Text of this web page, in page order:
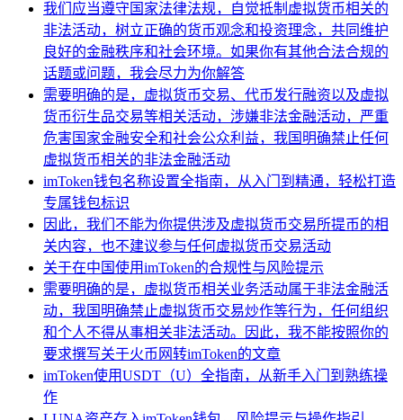
我们应当遵守国家法律法规，自觉抵制虚拟货币相关的
非法活动，树立正确的货币观念和投资理念，共同维护
良好的金融秩序和社会环境。如果你有其他合法合规的
话题或问题，我会尽力为你解答
需要明确的是，虚拟货币交易、代币发行融资以及虚拟
货币衍生品交易等相关活动，涉嫌非法金融活动，严重
危害国家金融安全和社会公众利益，我国明确禁止任何
虚拟货币相关的非法金融活动
imToken钱包名称设置全指南，从入门到精通，轻松打造
专属钱包标识
因此，我们不能为你提供涉及虚拟货币交易所提币的相
关内容，也不建议参与任何虚拟货币交易活动
关于在中国使用imToken的合规性与风险提示
需要明确的是，虚拟货币相关业务活动属于非法金融活
动，我国明确禁止虚拟货币交易炒作等行为，任何组织
和个人不得从事相关非法活动。因此，我不能按照你的
要求撰写关于火币网转imToken的文章
imToken使用USDT（U）全指南，从新手入门到熟练操
作